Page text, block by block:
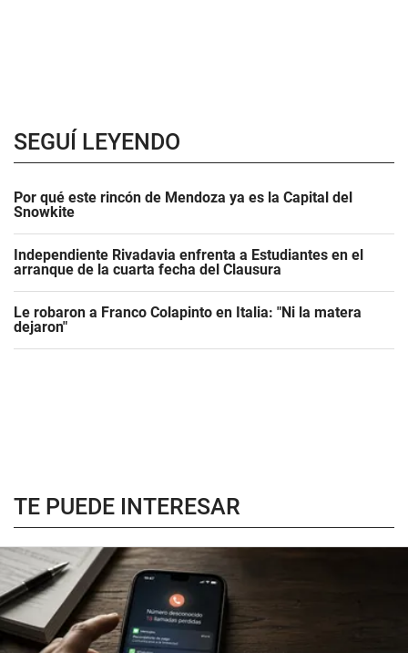
SEGUÍ LEYENDO
Por qué este rincón de Mendoza ya es la Capital del
Snowkite
Independiente Rivadavia enfrenta a Estudiantes en el
arranque de la cuarta fecha del Clausura
Le robaron a Franco Colapinto en Italia: "Ni la matera
dejaron"
TE PUEDE INTERESAR